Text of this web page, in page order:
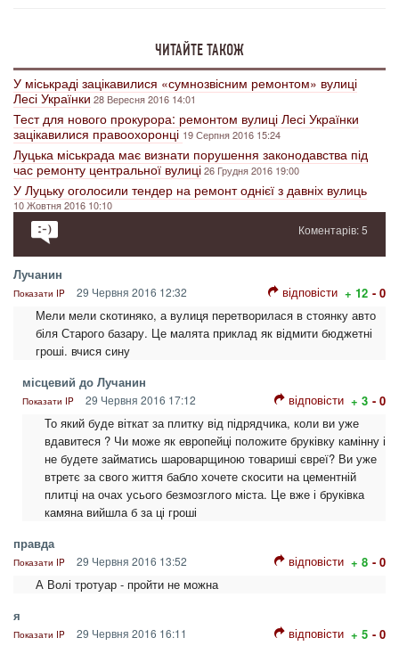
ЧИТАЙТЕ ТАКОЖ
У міськраді зацікавилися «сумнозвісним ремонтом» вулиці
Лесі Українки28 Вересня 2016 14:01
Тест для нового прокурора: ремонтом вулиці Лесі Українки
зацікавилися правоохоронці19 Серпня 2016 15:24
Луцька міськрада має визнати порушення законодавства під
час ремонту центральної вулиці26 Грудня 2016 19:00
У Луцьку оголосили тендер на ремонт однієї з давніх вулиць
10 Жовтня 2016 10:10
Коментарів: 5
Лучанин
Показати IP 29 Червня 2016 12:32 відповісти + 12 - 0
Мели мели скотиняко, а вулиця перетворилася в стоянку авто
біля Старого базару. Це малята приклад як відмити бюджетні
гроші. вчися сину
місцевий до Лучанин
Показати IP 29 Червня 2016 17:12 відповісти + 3 - 0
То який буде віткат за плитку від підрядчика, коли ви уже
вдавитеся ? Чи може як европейці положите бруківку камінну і
не будете займатись шароварщиною товариші євреї? Ви уже
втретє за свого життя бабло хочете скосити на цементній
плитці на очах усього безмозглого міста. Це вже і бруківка
камяна вийшла б за ці гроші
правда
Показати IP 29 Червня 2016 13:52 відповісти + 8 - 0
А Волі тротуар - пройти не можна
я
Показати IP 29 Червня 2016 16:11 відповісти + 5 - 0